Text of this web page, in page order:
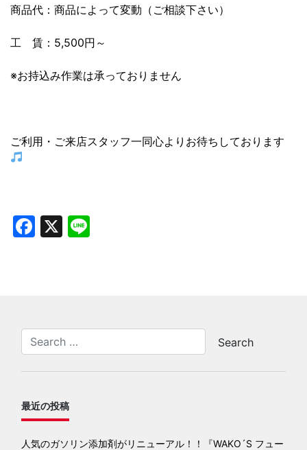
商品代：商品によって変動（ご相談下さい）
工 賃：5,500円～
※お持込み作業は承っておりません
ご利用・ご来店スタッフ一同心よりお待ちしております
Facebook
X
最近の投稿
人気のガソリン添加剤がリニューアル！！『WAKO´S フュー